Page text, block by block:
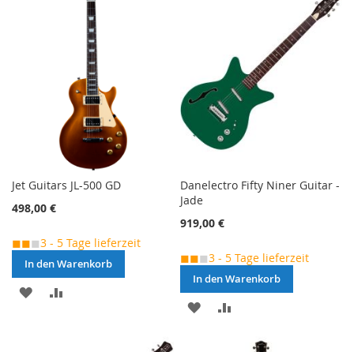
HINZUFÜGEN
Jet Guitars JL-500 GD
498,00 €
◼◼◼3 - 5 Tage lieferzeit
In den Warenkorb
MERKEN
Danelectro Fifty Niner Guitar -
Jade
919,00 €
◼◼◼3 - 5 Tage lieferzeit
In den Warenkorb
MERKEN